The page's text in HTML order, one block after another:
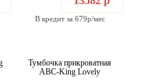
В кредит за 679р/мес
Тумбочка прикроватная
ABC-King Lovely